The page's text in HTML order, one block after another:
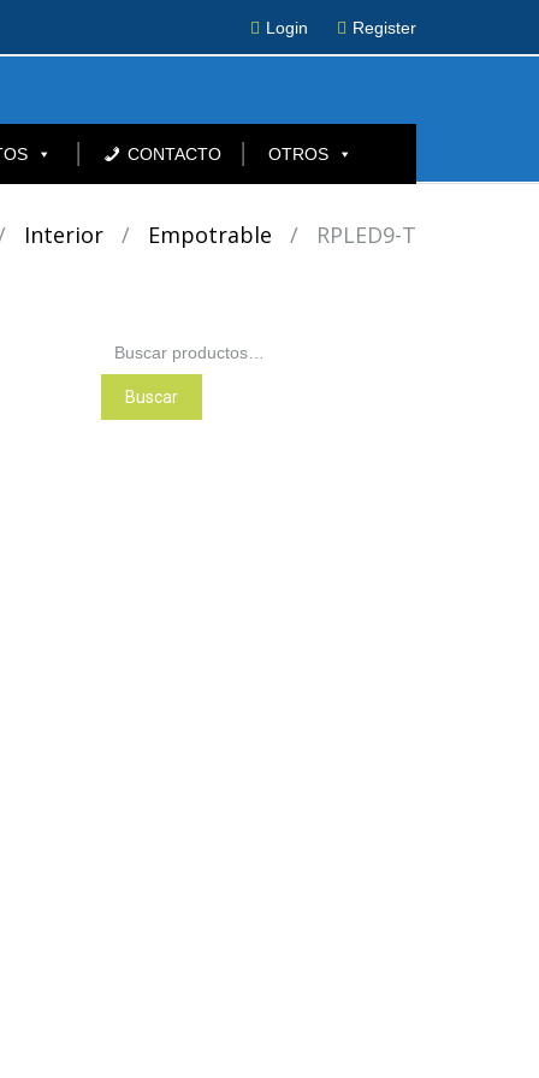
Login Register
CONTACTO OTROS
Interior / Empotrable / RPLED9-T
por:
Buscar